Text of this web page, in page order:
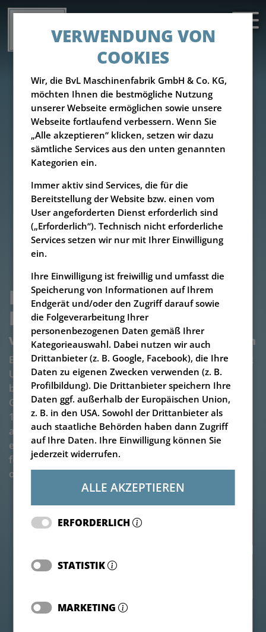
FUTTERMISCHWAGEN V-
MIX PLUS 6,5 BIS 14-1S
Vielseitiger Einschnecken-Futtermischwagen
Eine Mischschnecke – vielseitige Einsatzmöglichkeiten:
Unser Einschneckenmischerist in den Größen von 6,5
bis 14 m³ erhältlich. So eignet er sich je nach
Größenvariante für Herdengrößen von 36 bis rund
125 Kühen. Durch das „Baukasten-Prinzip“ lässt sich
aus einer großen Variantenvielfalt außerdem ganz
einfach derFuttermischwagenzusammenstellen, der
für den jeweiligen landwirtschaftlichen Betrieb die
optimalen Kriterien erfüllt.
Zubehör
Highlights
Individuelle Anfrage
VERWENDUNG VON
COOKIES
Wir, die BvL Maschinenfabrik GmbH & Co. KG,
möchten Ihnen die bestmögliche Nutzung
unserer Webseite ermöglichen sowie unsere
Webseite fortlaufend verbessern. Wenn Sie
„Alle akzeptieren“ klicken, setzen wir dazu
sämtliche Services aus den unten genannten
Kategorien ein.
Immer aktiv sind Services, die für die
Bereitstellung der Website bzw. einen vom
User angeforderten Dienst erforderlich sind
(„Erforderlich“). Technisch nicht erforderliche
Services setzen wir nur mit Ihrer Einwilligung
ein.
Ihre Einwilligung ist freiwillig und umfasst die
Speicherung von Informationen auf Ihrem
Endgerät und/oder den Zugriff darauf sowie
die Folgeverarbeitung Ihrer
personenbezogenen Daten gemäß Ihrer
Kategorieauswahl. Dabei nutzen wir auch
Drittanbieter (z. B. Google, Facebook), die Ihre
Daten zu eigenen Zwecken verwenden (z. B.
Profilbildung). Die Drittanbieter speichern Ihre
Daten ggf. außerhalb der Europäischen Union,
z. B. in den USA. Sowohl der Drittanbieter als
auch staatliche Behörden haben dann Zugriff
auf Ihre Daten. Ihre Einwilligung können Sie
jederzeit widerrufen.
ALLE AKZEPTIEREN
ERFORDERLICH
STATISTIK
MARKETING